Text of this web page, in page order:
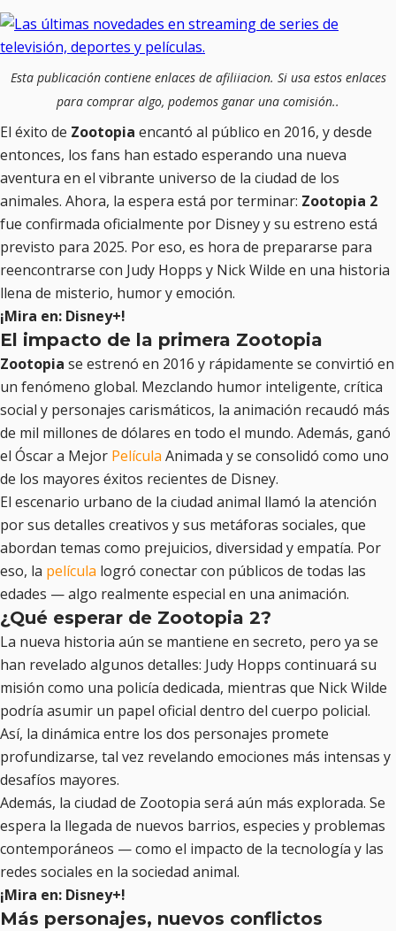
Esta publicación contiene enlaces de afiliiacion. Si usa estos enlaces
para comprar algo, podemos ganar una comisión..
El éxito de Zootopia encantó al público en 2016, y desde
entonces, los fans han estado esperando una nueva
aventura en el vibrante universo de la ciudad de los
animales. Ahora, la espera está por terminar: Zootopia 2
fue confirmada oficialmente por Disney y su estreno está
previsto para 2025. Por eso, es hora de prepararse para
reencontrarse con Judy Hopps y Nick Wilde en una historia
llena de misterio, humor y emoción.
¡Mira en: Disney+!
El impacto de la primera Zootopia
Zootopia se estrenó en 2016 y rápidamente se convirtió en
un fenómeno global. Mezclando humor inteligente, crítica
social y personajes carismáticos, la animación recaudó más
de mil millones de dólares en todo el mundo. Además, ganó
el Óscar a Mejor Película Animada y se consolidó como uno
de los mayores éxitos recientes de Disney.
El escenario urbano de la ciudad animal llamó la atención
por sus detalles creativos y sus metáforas sociales, que
abordan temas como prejuicios, diversidad y empatía. Por
eso, la película logró conectar con públicos de todas las
edades — algo realmente especial en una animación.
¿Qué esperar de Zootopia 2?
La nueva historia aún se mantiene en secreto, pero ya se
han revelado algunos detalles: Judy Hopps continuará su
misión como una policía dedicada, mientras que Nick Wilde
podría asumir un papel oficial dentro del cuerpo policial.
Así, la dinámica entre los dos personajes promete
profundizarse, tal vez revelando emociones más intensas y
desafíos mayores.
Además, la ciudad de Zootopia será aún más explorada. Se
espera la llegada de nuevos barrios, especies y problemas
contemporáneos — como el impacto de la tecnología y las
redes sociales en la sociedad animal.
¡Mira en: Disney+!
Más personajes, nuevos conflictos